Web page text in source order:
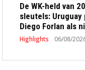
De WK-held van
sleutels:
Diego Forlan als
Highlights 06/08/